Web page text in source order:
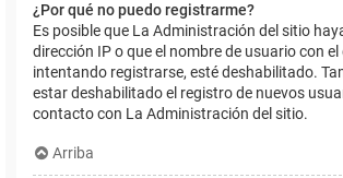
¿Por qué no puedo registrarme?
Es posible que La Administración del sitio
dirección IP o que el nombre de usuario con el
intentando registrarse, esté deshabilitado.
estar deshabilitado el registro de nuevos
contacto con La Administración del sitio.
Arriba